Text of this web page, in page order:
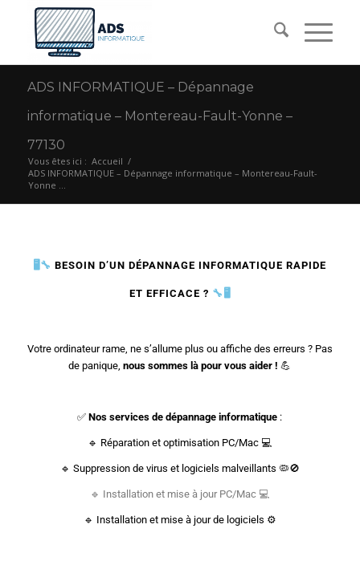
ADS INFORMATIQUE – Dépannage
informatique – Montereau-Fault-Yonne –
77130
Vous êtes ici : Accueil /
ADS INFORMATIQUE – Dépannage informatique – Montereau-Fault-
Yonne ...
🖥️🔧BESOIN D’UN DÉPANNAGE INFORMATIQUE RAPIDE
ET EFFICACE ? 🔧🖥️
Votre ordinateur rame, ne s’allume plus ou affiche des erreurs ? Pas
de panique,nous sommes là pour vous aider ! 💪
✅Nos services de dépannage informatique :
🔹 Réparation et optimisation PC/Mac 💻
🔹 Suppression de virus et logiciels malveillants 🦠🚫
🔹 Installation et mise à jour PC/Mac 💻
🔹 Installation et mise à jour de logiciels ⚙️